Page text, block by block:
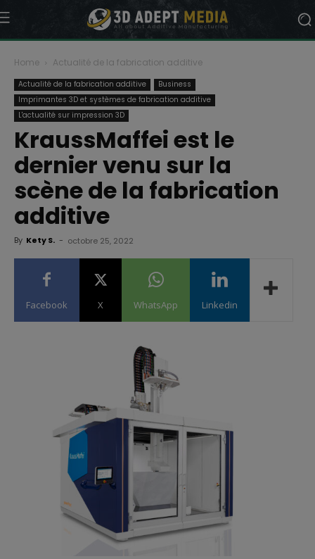
Home Actualité de la fabrication additive
Actualité de la fabrication additive
Business
Imprimantes 3D et systèmes de fabrication additive
L'actualité sur impression 3D
KraussMaffei est le
dernier venu sur la
scène de la fabrication
additive
By Kety S. - octobre 25, 2022
Facebook X WhatsApp Linkedin